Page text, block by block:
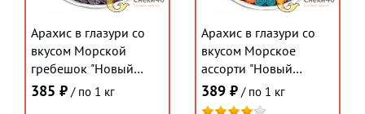
Арахис в глазури со
вкусом Морской
гребешок "Новый
Восток" 1кг
385 ₽ / по 1 кг
Арахис в глазури со
вкусом Морское
ассорти "Новый
Восток" 1кг
389 ₽ / по 1 кг